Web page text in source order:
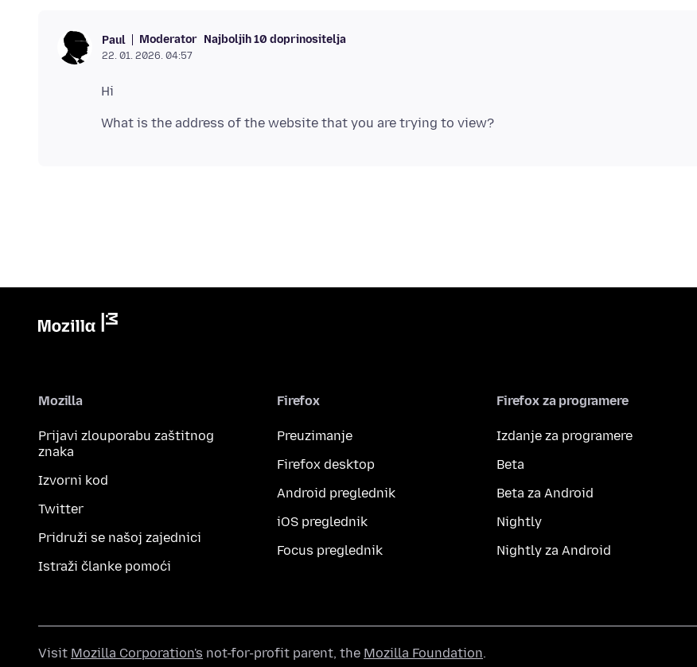
Paul Moderator Najboljih 10 doprinositelja
22. 01. 2026. 04:57
Mozilla
Prijavi zlouporabu zaštitnog
znaka
Izvorni kod
Twitter
Pridruži se našoj zajednici
Istraži članke pomoći
Firefox
Preuzimanje
Firefox desktop
Android preglednik
iOS preglednik
Focus preglednik
Firefox za programere
Izdanje za programere
Beta
Beta za Android
Nightly
Nightly za Android
Visit Mozilla Corporation's not-for-profit parent, the Mozilla Foundation.